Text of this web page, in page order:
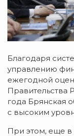
Благодаря
управлению
ежегодной
Правительства
года Брянская
с высоким
При этом, еще в